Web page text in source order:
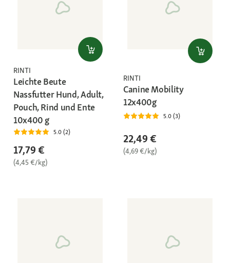
RINTI
Leichte Beute
Nassfutter Hund, Adult,
Pouch, Rind und Ente
10x400 g
5.0 (2)
17,79 €
(4,45 €/kg)
RINTI
Canine Mobility
12x400g
5.0 (3)
22,49 €
(4,69 €/kg)